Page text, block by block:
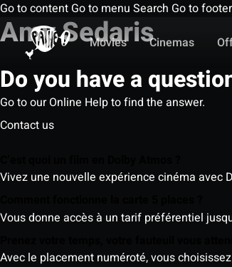
Go to content Go to menu Search Go to footer
Movies
Cinemas
Amy Sedaris
Do you have a
Go to our Online Help to find the answer.
Contact us
Vivez une nouvelle expérience cinéma avec
Vous donne accès à un tarif préférentiel
Avec le placement numéroté, vous